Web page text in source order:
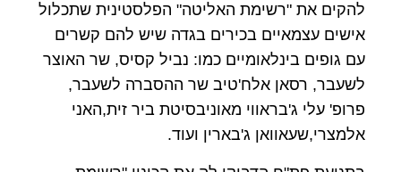
להקים את "רשימת האליטה" הפלסטינית שתכלול
אישים עצמאיים בכירים בגדה שיש להם קשרים
עם גופים בינלאומיים כמו: נביל קסיס, שר האוצר
לשעבר, רסאן אלח'טיב שר ההסברה לשעבר,
פרופ' עלי ג'בראווי מאוניבסיטת ביר זית,האני
אלמצרי,שעאוואן ג'בארין ועוד.